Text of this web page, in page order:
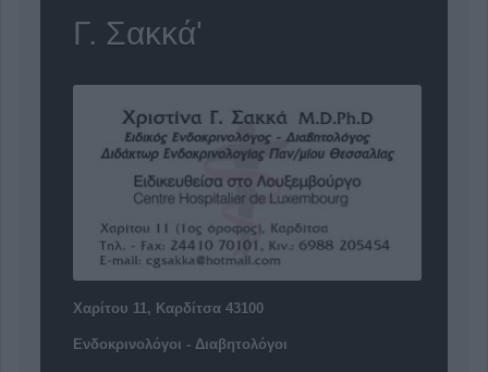
Γ. Σακκά'
Χαρίτου 11, Καρδίτσα 43100
Ενδοκρινολόγοι - Διαβητολόγοι